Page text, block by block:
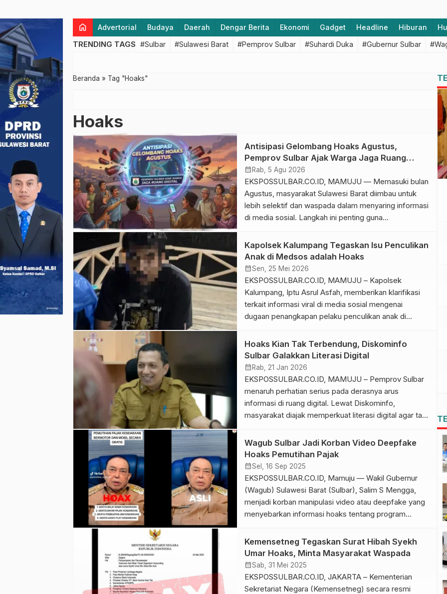
home Advertorial Budaya Daerah Dengar Berita Ekonomi Gadget Headline Hiburan
TRENDING TAGS #Sulbar #Sulawesi Barat #Pemprov Sulbar #Suhardi Duka #Gubernur Sulbar
Beranda » Tag "Hoaks"
Hoaks
Antisipasi Gelombang Hoaks Agustus,
Pemprov Sulbar Ajak Warga Jaga Ruang
Digital
calendar_month Rab, 5 Agu 2026
EKSPOSSULBAR.CO.ID, MAMUJU — Memasuki bulan
Agustus, masyarakat Sulawesi Barat diimbau untuk
lebih selektif dan waspada dalam menyaring informasi
di media sosial. Langkah ini penting guna
dan berita bohong (hoaks) yang berpotensi merusak
persatuan, terutama menjelang peringatan Hari Ulang
Tahun (HUT) ke-81 Kemerdekaan Republik Indonesia.
Peringatan tersebut disampaikan Kepala Dinas
Komunikasi, […]
Kapolsek Kalumpang Tegaskan Isu Penculikan
Anak di Medsos adalah Hoaks
calendar_monthSen, 25 Mei 2026
EKSPOSSULBAR.CO.ID, MAMUJU – Kapolsek
Kalumpang, Iptu Asrul Asfah, memberikan klarifikasi
terkait informasi viral di media sosial mengenai
dugaan penangkapan pelaku penculikan anak di
menegaskan bahwa kabar tersebut sama sekali tidak
benar atau hoaks. Iptu Asrul mengungkapkan fakta
sebenarnya di lapangan. Pihak kepolisian memang
mengamankan seorang pria, namun yang
bersangkutan […]
Hoaks Kian Tak Terbendung, Diskominfo
Sulbar Galakkan Literasi Digital
calendar_month Rab, 21 Jan 2026
EKSPOSSULBAR.CO.ID, MAMUJU – Pemprov Sulbar
menaruh perhatian serius pada derasnya arus
informasi di ruang digital. Lewat Diskominfo,
masyarakat diajak memperkuat literasi digital agar tak
Langkah ini menjadi tindak lanjut atas arahan Gubernur
Sulbar Suhardi Duka bersama Wakil Gubernur Salim S.
Mengga yang menempatkan literasi digital sebagai
[…]
Wagub Sulbar Jadi Korban Video Deepfake
Hoaks Pemutihan Pajak
calendar_monthSel, 16 Sep 2025
EKSPOSSULBAR.CO.ID, Mamuju — Wakil Gubernur
(Wagub) Sulawesi Barat (Sulbar), Salim S Mengga,
menjadi korban manipulasi video atau deepfake yang
menyebarkan informasi hoaks tentang program
khususnya dari akun TikTok @pemutihan_pajak_2025,
menampilkan Wagub Salim seolah-olah
mengumumkan program perpajakan palsu. Dalam
video tersebut, disebutkan empat poin utama: gratis
balik nama […]
Kemensetneg Tegaskan Surat Hibah Syekh
Umar Hoaks, Minta Masyarakat Waspada
calendar_monthSab, 31 Mei 2025
EKSPOSSULBAR.CO.ID, JAKARTA – Kementerian
Sekretariat Negara (Kemensetneg) secara resmi